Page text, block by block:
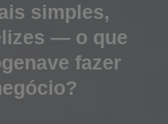
simples,
— o que
fazer